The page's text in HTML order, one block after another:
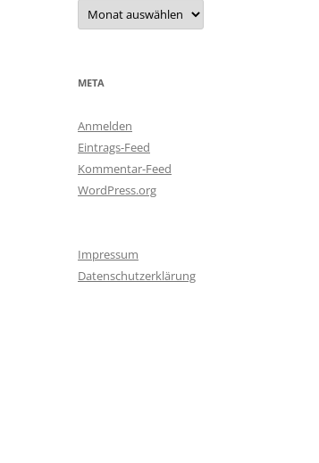
Archiv
META
Anmelden
Eintrags-Feed
Kommentar-Feed
WordPress.org
Impressum
Datenschutzerklärung